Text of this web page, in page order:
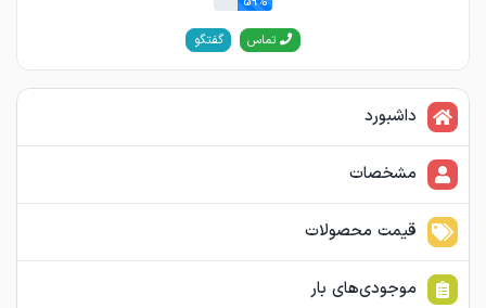
تماس گفتگو
داشبورد
مشخصات
قیمت محصولات
موجودی‌های بار